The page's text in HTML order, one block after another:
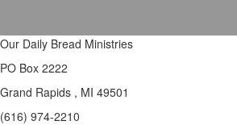
Our Daily Bread Ministries
PO Box 2222
Grand Rapids , MI 49501
(616) 974-2210